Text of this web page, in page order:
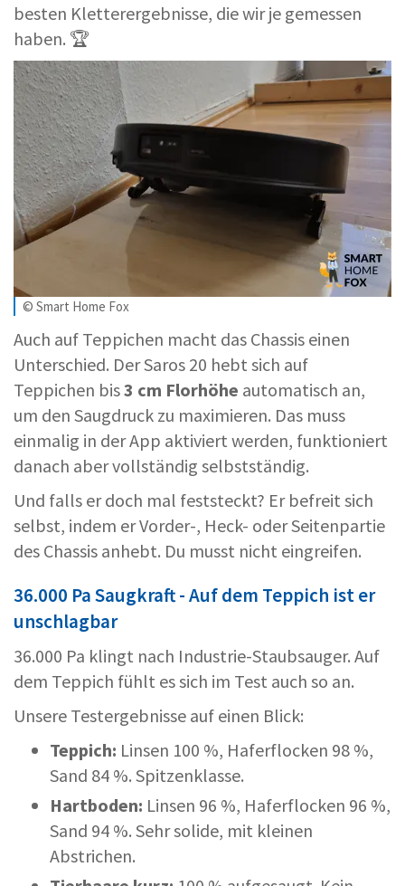
besten Kletterergebnisse, die wir je gemessen
haben. 🏆
© Smart Home Fox
Auch auf Teppichen macht das Chassis einen
Unterschied. Der Saros 20 hebt sich auf
Teppichen bis3 cm Florhöhe automatisch an,
um den Saugdruck zu maximieren. Das muss
einmalig in der App aktiviert werden, funktioniert
danach aber vollständig selbstständig.
Und falls er doch mal feststeckt? Er befreit sich
selbst, indem er Vorder-, Heck- oder Seitenpartie
des Chassis anhebt. Du musst nicht eingreifen.
36.000 Pa Saugkraft - Auf dem Teppich ist er
unschlagbar
36.000 Pa klingt nach Industrie-Staubsauger. Auf
dem Teppich fühlt es sich im Test auch so an.
Unsere Testergebnisse auf einen Blick:
Teppich: Linsen 100 %, Haferflocken 98 %,
Sand 84 %. Spitzenklasse.
Hartboden: Linsen 96 %, Haferflocken 96 %,
Sand 94 %. Sehr solide, mit kleinen
Abstrichen.